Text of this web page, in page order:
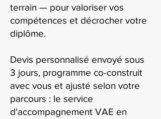
terrain — pour valoriser vos
compétences et décrocher votre
diplôme.
Devis personnalisé envoyé sous
3 jours, programme co-construit
avec vous et ajusté selon votre
parcours : le service
d'accompagnement VAE en